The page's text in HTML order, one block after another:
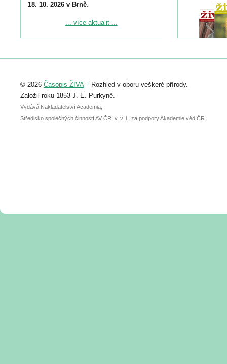
18. 10. 2026 v Brně.
Podrobnější informace ke konferenci
Registrovat se můžete do 6. září.
abstraktu přihlášené přednášky nebo
posteru je už 30. června.
... více aktualit ...
© 2026 Časopis ŽIVA– Rozhled v oboru veškeré přírody.
Založil roku 1853 J. E. Purkyně.
Vydává Nakladatelství Academia,
Středisko společných činností AV ČR, v. v. i., za podpory Akademie věd ČR.